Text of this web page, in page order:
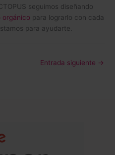
seguimos diseñando
orgánico para lograrlo con cada
para ayudarte.
Entrada siguiente →